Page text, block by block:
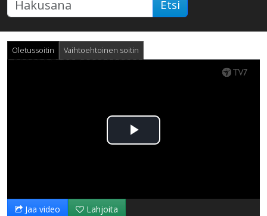
Etsi
Oletussoitin Vaihtoehtoinen soitin
Toista
Jaa video Lahjoita